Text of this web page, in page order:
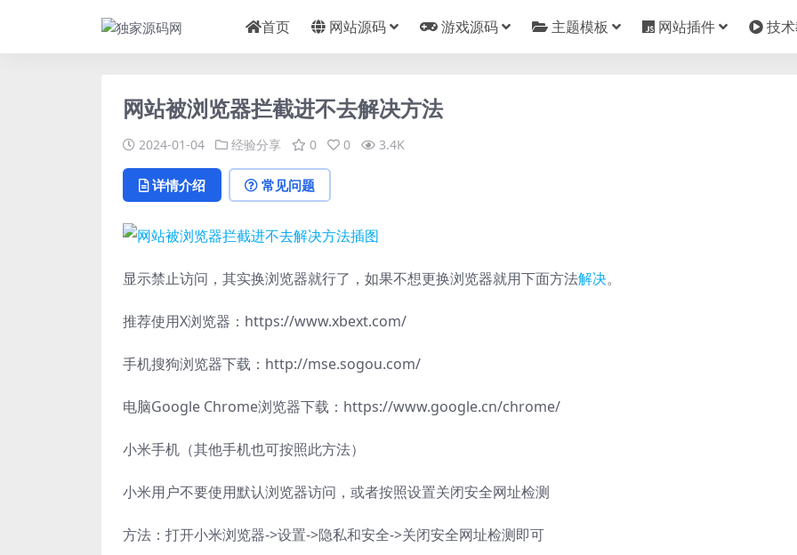
首页 网站源码 游戏源码 主题模板 网站插件 技
网站被浏览器拦截进不去解决方法
2024-01-04 经验分享 0 0 3.4K
详情介绍 常见问题
显示禁止访问，其实换浏览器就行了，如果不想更换浏览器就用下面方法解决。
推荐使用X浏览器：https://www.xbext.com/
手机搜狗浏览器下载：http://mse.sogou.com/
电脑Google Chrome浏览器下载：https://www.google.cn/chrome/
小米手机（其他手机也可按照此方法）
小米用户不要使用默认浏览器访问，或者按照设置关闭安全网址检测
方法：打开小米浏览器->设置->隐私和安全->关闭安全网址检测即可